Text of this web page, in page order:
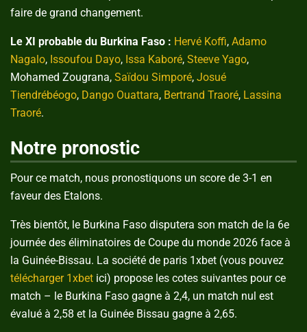
faire de grand changement.
Le XI probable du Burkina Faso : Hervé Koffi, Adamo
Nagalo, Issoufou Dayo, Issa Kaboré, Steeve Yago,
Mohamed Zougrana, Saïdou Simporé, Josué
Tiendrébéogo, Dango Ouattara, Bertrand Traoré, Lassina
Traoré.
Notre pronostic
Pour ce match, nous pronostiquons un score de 3-1 en
faveur des Etalons.
Très bientôt, le Burkina Faso disputera son match de la 6e
journée des éliminatoires de Coupe du monde 2026 face à
la Guinée-Bissau. La société de paris 1xbet (vous pouvez
télécharger 1xbet ici) propose les cotes suivantes pour ce
match – le Burkina Faso gagne à 2,4, un match nul est
évalué à 2,58 et la Guinée Bissau gagne à 2,65.